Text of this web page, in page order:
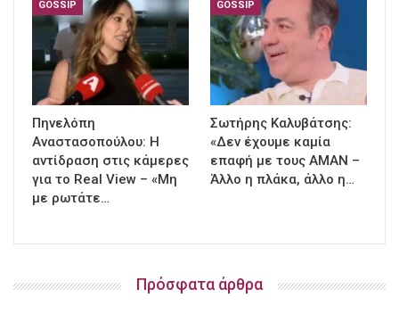
GOSSIP
Πηνελόπη
Αναστασοπούλου: Η
αντίδραση στις κάμερες
για το Real View – «Μη
με ρωτάτε…
GOSSIP
Σωτήρης Καλυβάτσης:
«Δεν έχουμε καμία
επαφή με τους ΑΜΑΝ –
Άλλο η πλάκα, άλλο η…
Πρόσφατα άρθρα